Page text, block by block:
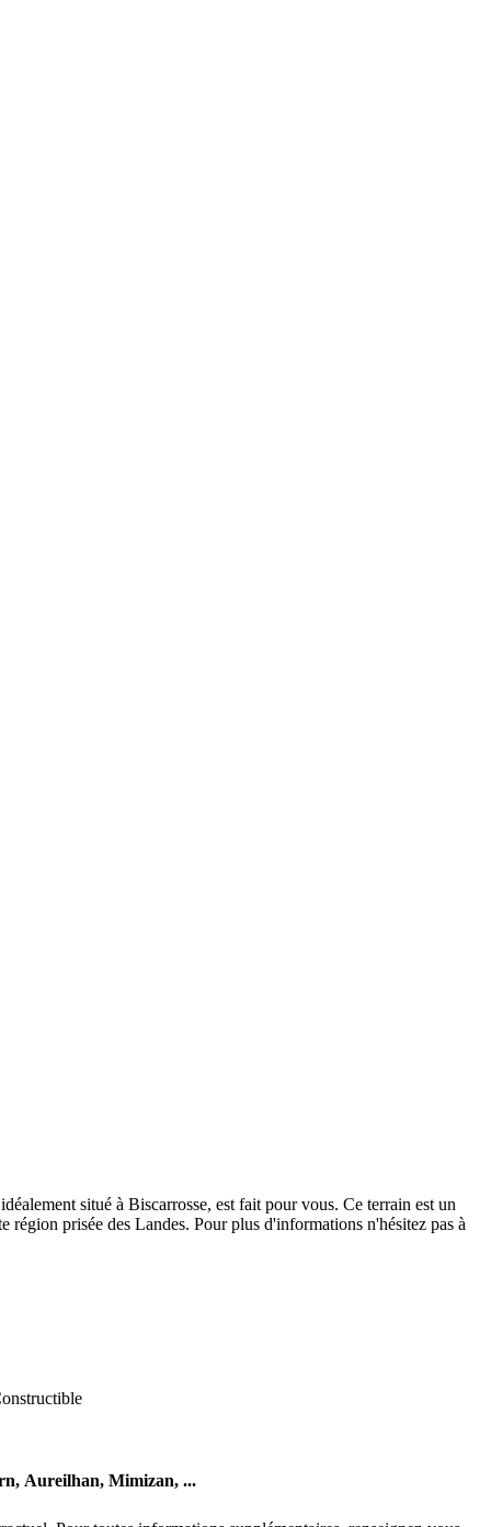
situé à Biscarrosse, est fait pour vous. Ce terrain est un
prisée des Landes. Pour plus d'informations n'hésitez pas à
Aureilhan, Mimizan, ...